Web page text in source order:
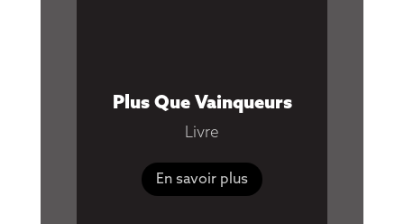
Plus Que Vainqueurs
Livre
En savoir plus